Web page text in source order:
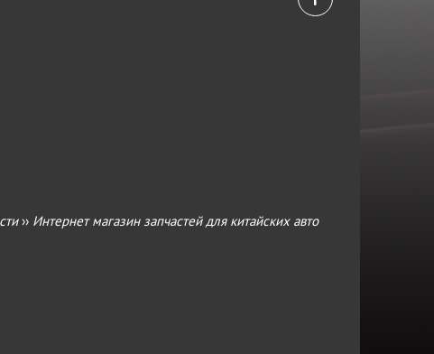
›› Интернет магазин запчастей для китайских авто